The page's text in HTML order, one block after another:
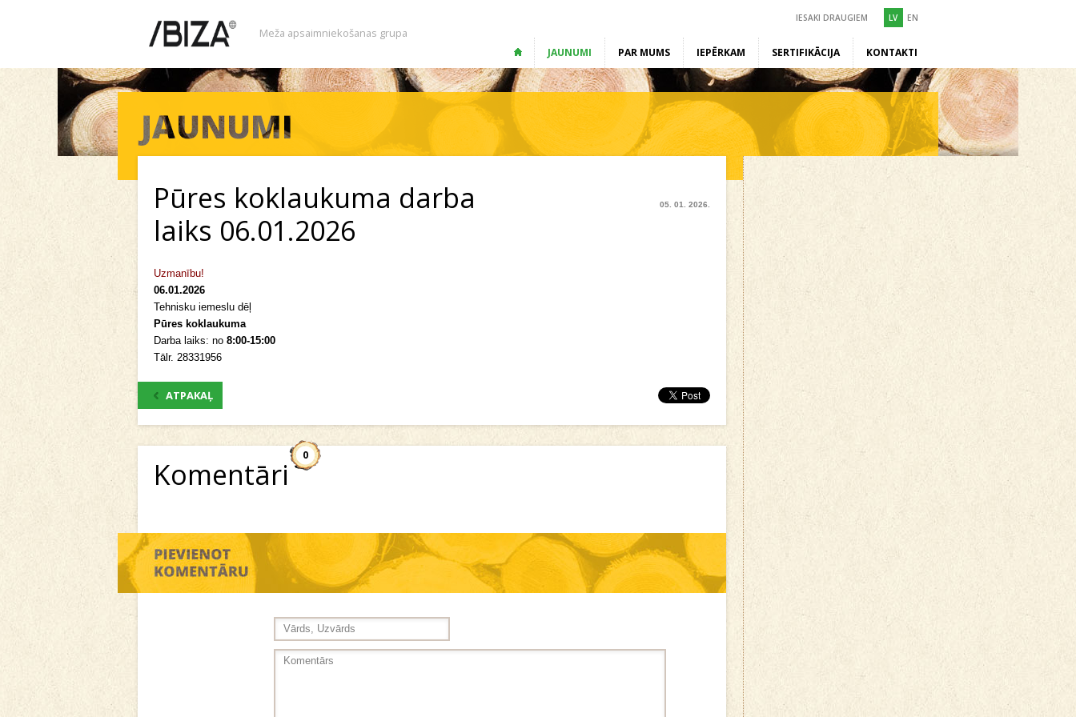
Meža apsaimniekošanas grupa
IESAKI DRAUGIEM LV EN
JAUNUMI PAR MUMS IEPĒRKAM SERTIFIKĀCIJA KONTAKTI
05. 01. 2026.
Pūres koklaukuma darba
laiks 06.01.2026
Uzmanību!
06.01.2026
Tehnisku iemeslu dēļ
Pūres koklaukuma
Darba laiks: no 8:00-15:00
Tālr. 28331956
ATPAKAĻ
Komentāri
0